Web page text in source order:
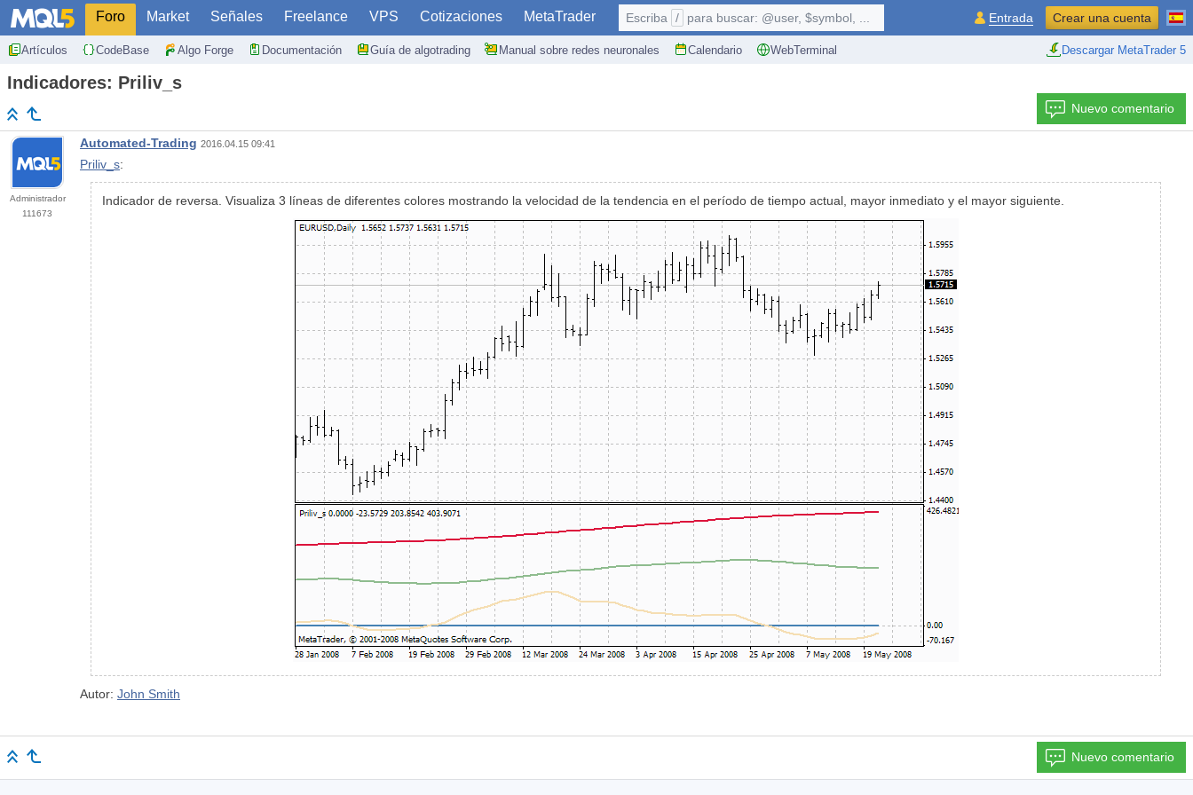
Foro Market Señales Freelance VPS Cotizaciones MetaTrader
Artículos CodeBase Algo Forge Documentación Guía de algotrading Manual sobre redes neuronales Calendario WebTerminal Descargar MetaTrader 5
Escriba / para buscar: @user, $symbol, ... Entrada Crear una cuenta
Indicadores: Priliv_s
Nuevo comentario
Administrador
111673
Automated-Trading 2016.04.15 09:41
Priliv_s:
Indicador de reversa. Visualiza 3 líneas de diferentes colores mostrando la velocidad de la tendencia en el período de tiempo actual, mayor inmediato y el mayor siguiente.
Autor: John Smith
Nuevo comentario